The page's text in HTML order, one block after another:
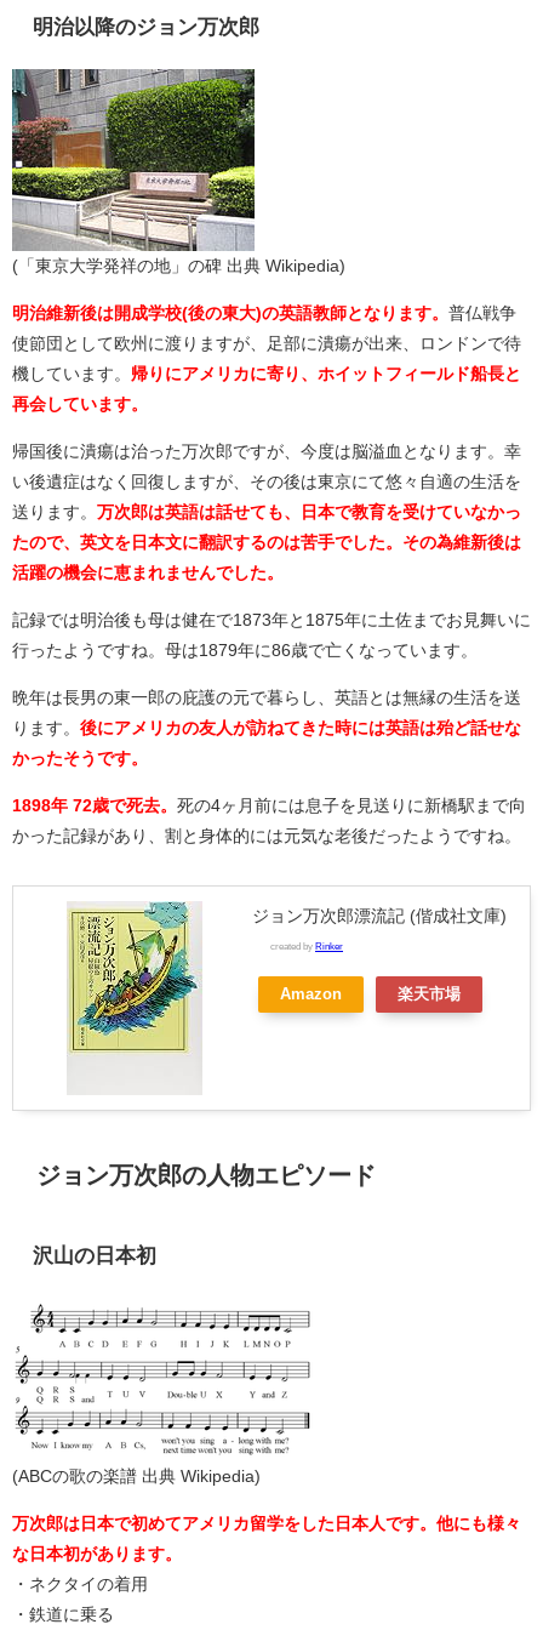
明治以降のジョン万次郎
(「東京大学発祥の地」の碑 出典 Wikipedia)
明治維新後は開成学校(後の東大)の英語教師となります。 普仏戦争
使節団として欧州に渡りますが、足部に潰瘍が出来、ロンドンで待
機しています。 帰りにアメリカに寄り、ホイットフィールド船長と
再会しています。
帰国後に潰瘍は治った万次郎ですが、今度は脳溢血となります。幸
い後遺症はなく回復しますが、その後は東京にて悠々自適の生活を
送ります。 万次郎は英語は話せても、日本で教育を受けていなかっ
たので、英文を日本文に翻訳するのは苦手でした。その為維新後は
活躍の機会に恵まれませんでした。
記録では明治後も母は健在で1873年と1875年に土佐までお見舞いに
行ったようですね。母は1879年に86歳で亡くなっています。
晩年は長男の東一郎の庇護の元で暮らし、英語とは無縁の生活を送
ります。 後にアメリカの友人が訪ねてきた時には英語は殆ど話せな
かったそうです。
1898年 72歳で死去。 死の4ヶ月前には息子を見送りに新橋駅まで向
かった記録があり、割と身体的には元気な老後だったようですね。
ジョン万次郎漂流記 (偕成社文庫)
created by Rinker
Amazon 楽天市場
ジョン万次郎の人物エピソード
沢山の日本初
(ABCの歌の楽譜 出典 Wikipedia)
万次郎は日本で初めてアメリカ留学をした日本人です。他にも様々
な日本初があります。
・ネクタイの着用
・鉄道に乗る